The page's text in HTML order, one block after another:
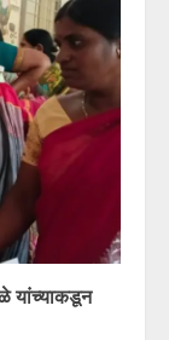
यांच्याकडून